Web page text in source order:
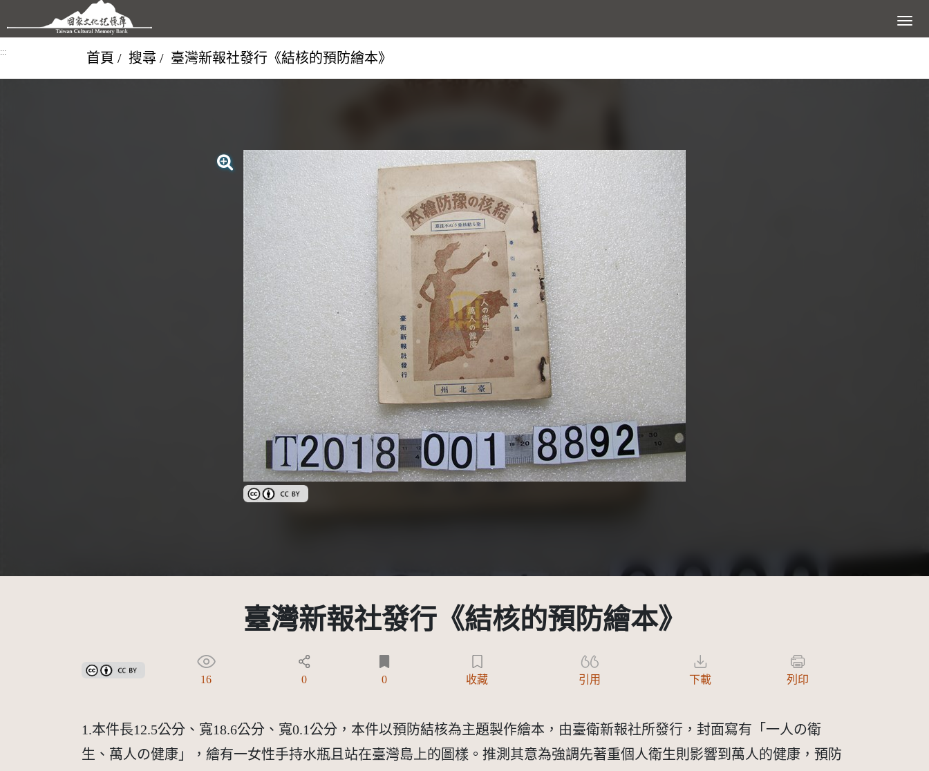
跳到主要內容區塊 展開選
::: 首頁 搜尋 臺灣新報社發行《結核的預防繪本》
創用CC姓名標示 3.0 台灣及其後版本(CC BY 3.0 TW +)
臺灣新報社發行《結核的預防繪本》
創用CC姓名標示 3.0 台灣及其後版本(CC BY 3.0 TW +)
16 0 0 收藏 引用 下載 列印
1.本件長12.5公分、寬18.6公分、寬0.1公分，本件以預防結核為主題製作繪本，由臺衛新報社所發行，封面寫有「一人の衛
生、萬人の健康」，繪有一女性手持水瓶且站在臺灣島上的圖樣。推測其意為強調先著重個人衛生則影響到萬人的健康，預防